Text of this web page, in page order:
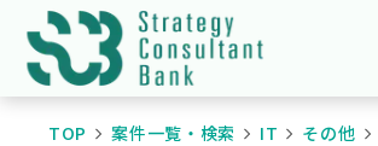
TOP 案件一覧・検索 IT その他